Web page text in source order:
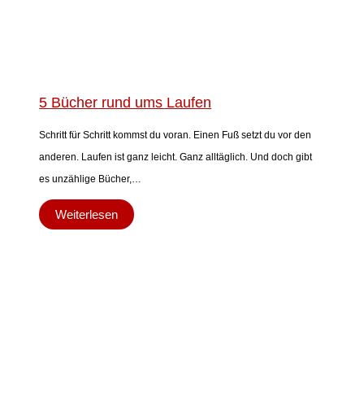
5 Bücher rund ums Laufen
Schritt für Schritt kommst du voran. Einen Fuß setzt du vor den
anderen. Laufen ist ganz leicht. Ganz alltäglich. Und doch gibt
es unzählige Bücher,…
Weiterlesen